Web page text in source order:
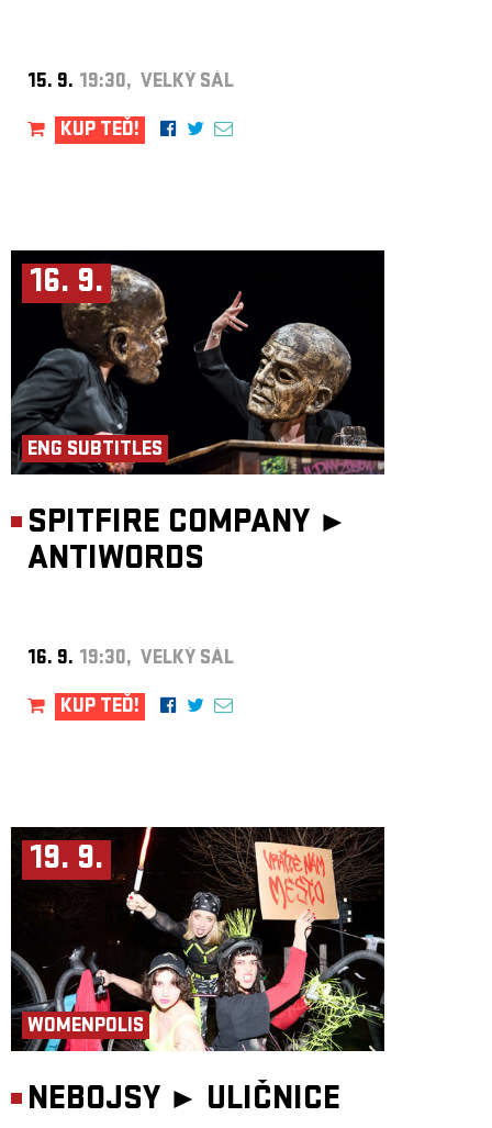
15. 9. 19:30, VELKÝ SÁL
KUP TEĎ!
16. 9.
ENG SUBTITLES
SPITFIRE COMPANY ►
ANTIWORDS
16. 9. 19:30, VELKÝ SÁL
KUP TEĎ!
19. 9.
WOMENPOLIS
NEBOJSY ► ULIČNICE